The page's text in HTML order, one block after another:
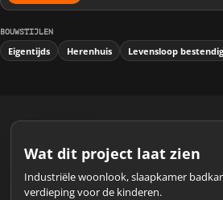
BOUWSTIJLEN
Eigentijds Herenhuis Levensloop bestendig
Wat dit project laat zien
Industriële woonlook, slaapkamer
verdieping voor de kinderen.